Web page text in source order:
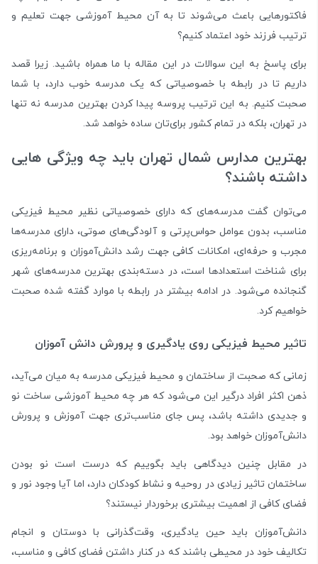
فاکتورهایی باعث می­‌شوند تا به آن محیط آموزشی جهت تعلیم ­و
ترتیب فرزند خود اعتماد کنیم؟
برای پاسخ به این سوالات در این مقاله با ما همراه باشید. زیرا قصد
داریم تا در رابطه با خصوصیاتی که یک مدرسه خوب دارد، با شما
صحبت کنیم. به این ترتیب پروسه پیدا کردن بهترین مدرسه نه تنها
در تهران، بلکه در تمام کشور برای‌تان ساده خواهد شد.
بهترین مدارس شمال تهران باید چه ویژگی هایی
داشته باشند؟
می­‌توان گفت مدرسه­‌های که دارای خصوصیاتی نظیر محیط فیزیکی
مناسب، بدون عوامل حواس­‌پرتی و آلودگی­‌های صوتی، دارای مدرس­ه‌ها
مجرب و حرفه‌­ای، امکانات کافی جهت رشد دانش‌­آموزان و برنامه‌­ریزی
برای شناخت استعدادها است، در دسته‌­بندی بهترین مدرسه­‌های شهر
گنجانده می­‌شود. در ادامه بیشتر در رابطه با موارد گفته ­شده صحبت
خواهیم کرد.
تاثیر محیط فیزیکی روی یادگیری و پرورش دانش­ آموزان
زمانی که صحبت از ساختمان و محیط فیزیکی مدرسه به­ میان می­‌آید،
ذهن اکثر افراد درگیر این می­‌شود که هر چه محیط آموزشی ساخت نو
و جدیدی داشته باشد، پس جای مناسب­‌تری جهت آموزش ­و پرورش
دانش‌­آموزان خواهد بود.
در مقابل چنین دیدگاهی باید بگوییم که درست است نو بودن
ساختمان تاثیر زیادی در روحیه و نشاط کودکان دارد، اما آیا وجود نور و
فضای کافی از اهمیت بیشتری برخوردار نیستند؟
دانش­‌آموزان باید حین یادگیری، وقت­‌گذرانی با دوستان و انجام
تکالیف خود در محیطی باشند که در کنار داشتن فضای کافی و مناسب،